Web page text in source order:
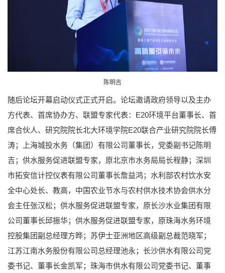
陈明吉
随后论坛开幕启动仪式正式开启。论坛邀请政府领导以及主办
方代表、首席协办方、联盟专家代表：E20环境平台董事长、首
席合伙人、研究院院长北大环境学院E20联合产业研究院院长傅
涛；上海城投水务（集团）有限公司董事长，党委副书记陈明
吉；供水服务促进联盟专家，原北京市水务局局长程静；深圳
市拓安信计控仪表有限公司董事长詹益鸿；水利部农村饮水安
全中心处长、教高，中国农业节水与农村供水技术协会供水分
会主任张汉松；供水服务促进联盟专家，原长沙水业集团有限
公司董事长邱振华；供水服务促进联盟专家，原珠海水务环境
控股集团副总经理方晔；苏伊士亚洲地区高级副总裁范晓军；
江苏江南水务股份有限公司总经理池永；长沙供水有限公司党
委书记、董事长金凯军；珠海市供水有限公司党委书记、董事